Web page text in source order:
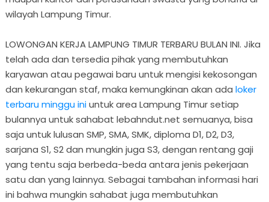
wilayah Lampung Timur.
LOWONGAN KERJA LAMPUNG TIMUR TERBARU BULAN INI. Jika
telah ada dan tersedia pihak yang membutuhkan
karyawan atau pegawai baru untuk mengisi kekosongan
dan kekurangan staf, maka kemungkinan akan ada loker
terbaru minggu iniuntuk area Lampung Timur setiap
bulannya untuk sahabat lebahndut.net semuanya, bisa
saja untuk lulusan SMP, SMA, SMK, diploma D1, D2, D3,
sarjana S1, S2 dan mungkin juga S3, dengan rentang gaji
yang tentu saja berbeda-beda antara jenis pekerjaan
satu dan yang lainnya. Sebagai tambahan informasi hari
ini bahwa mungkin sahabat juga membutuhkan